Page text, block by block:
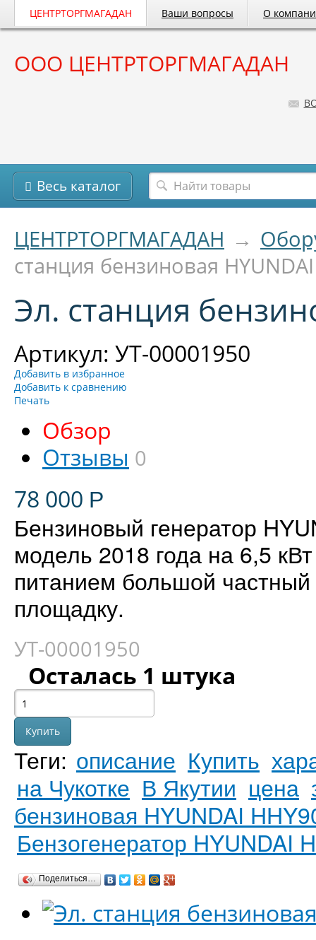
ЦЕНТРТОРГМАГАДАН Ваши вопросы О
ООО ЦЕНТРТОРГМАГАДАН
Весь каталог
ЦЕНТРТОРГМАГАДАН →
станция бензиновая
Эл. станция
Артикул: УТ-00001950
Добавить в избранное
Добавить к сравнению
Печать
Обзор
Отзывы 0
78 000 Р
Бензиновый генератор
модель 2018 года на 6,5
питанием большой
площадку.
УТ-00001950
Осталась 1 штука
Теги: описание Купить
на Чукотке В Якутии цена
бензиновая HYUNDAI
Бензогенератор HYUNDAI
Поделиться…